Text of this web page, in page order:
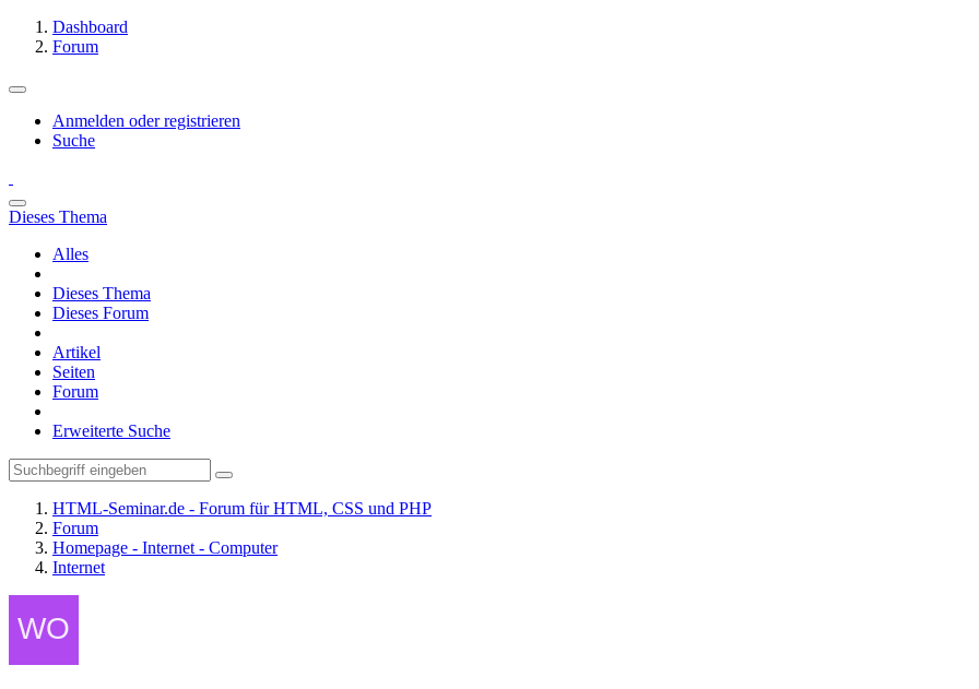
Dashboard
Forum
Anmelden oder registrieren
Suche
Dieses Thema
Alles
Dieses Thema
Dieses Forum
Artikel
Seiten
Forum
Erweiterte Suche
HTML-Seminar.de - Forum für HTML, CSS und PHP
Forum
Homepage - Internet - Computer
Internet